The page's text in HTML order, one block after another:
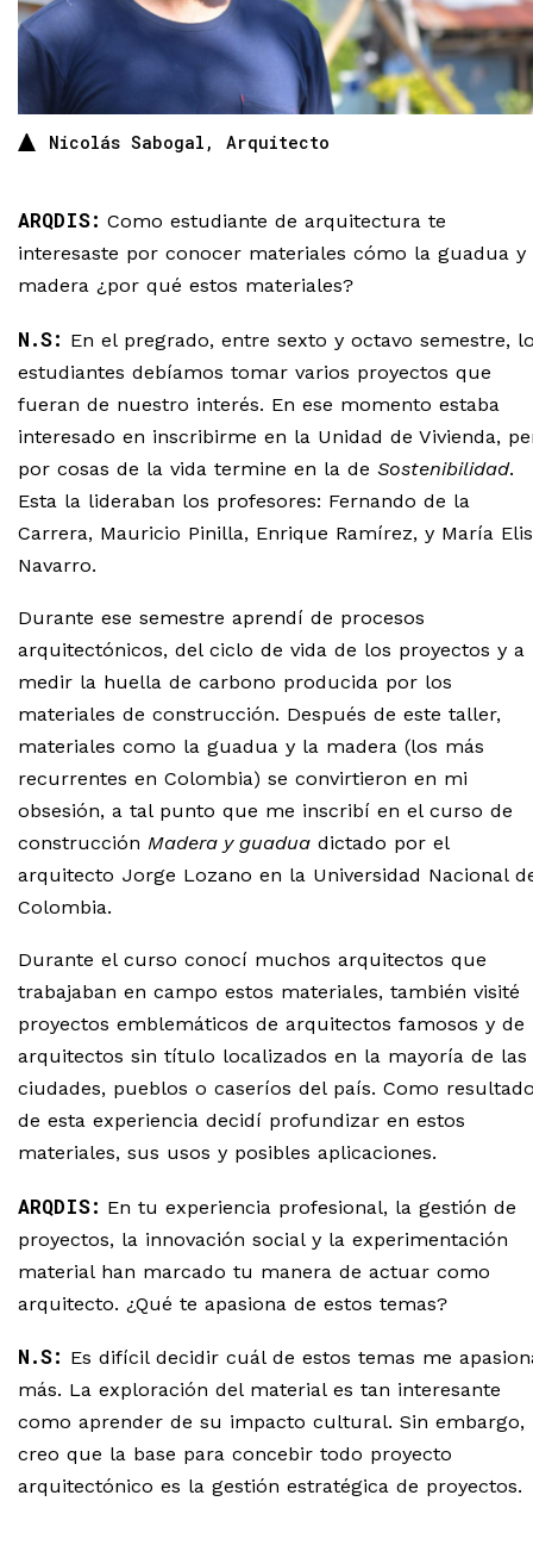
Nicolás Sabogal, Arquitecto
ARQDIS: Como estudiante de arquitectura te
interesaste por conocer materiales cómo la guadua y
madera ¿por qué estos materiales?
N.S: En el pregrado, entre sexto y octavo semestre,
estudiantes debíamos tomar varios proyectos que
fueran de nuestro interés. En ese momento estaba
interesado en inscribirme en la Unidad de Vivienda,
por cosas de la vida termine en la de Sostenibilidad.
Esta la lideraban los profesores: Fernando de la
Carrera, Mauricio Pinilla, Enrique Ramírez, y María
Navarro.
Durante ese semestre aprendí de procesos
arquitectónicos, del ciclo de vida de los proyectos y a
medir la huella de carbono producida por los
materiales de construcción. Después de este taller,
materiales como la guadua y la madera (los más
recurrentes en Colombia) se convirtieron en mi
obsesión, a tal punto que me inscribí en el curso de
construcción Madera y guadua dictado por el
arquitecto Jorge Lozano en la Universidad Nacional
Colombia.
Durante el curso conocí muchos arquitectos que
trabajaban en campo estos materiales, también visité
proyectos emblemáticos de arquitectos famosos y de
arquitectos sin título localizados en la mayoría de las
ciudades, pueblos o caseríos del país. Como
de esta experiencia decidí profundizar en estos
materiales, sus usos y posibles aplicaciones.
ARQDIS: En tu experiencia profesional, la gestión de
proyectos, la innovación social y la experimentación
material han marcado tu manera de actuar como
arquitecto. ¿Qué te apasiona de estos temas?
N.S: Es difícil decidir cuál de estos temas me
más. La exploración del material es tan interesante
como aprender de su impacto cultural. Sin embargo,
creo que la base para concebir todo proyecto
arquitectónico es la gestión estratégica de proyectos.